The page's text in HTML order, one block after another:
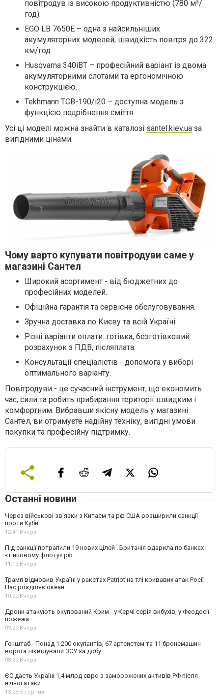
повітродув із високою продуктивністю (780 м³/
год).
EGO LB 7650E – одна з найсильніших
акумуляторних моделей, швидкість повітря до 322
км/год.
Husqvarna 340iBT – професійний варіант із двома
акумуляторними слотами та ергономічною
конструкцією.
Tekhmann ТСВ-190/i20 – доступна модель з
функцією подрібнення сміття.
Усі ці моделі можна знайти в каталозі santel.kiev.ua за
вигідними цінами.
Чому варто купувати повітродуви саме у
магазині Сантел
Широкий асортимент - від бюджетних до
професійних моделей.
Офіційна гарантія та сервісне обслуговування.
Зручна доставка по Києву та всій Україні.
Різні варіанти оплати: готівка, безготівковий
розрахунок з ПДВ, післяплата.
Консультації спеціалістів - допомога у виборі
оптимального варіанту.
Повітродуви - це сучасний інструмент, що економить
час, сили та робить прибирання території швидким і
комфортним. Вибравши якісну модель у магазині
Сантел, ви отримуєте надійну техніку, вигідні умови
покупки та професійну підтримку.
Останні новини
Через військові зв'язки з Китаєм та рф США розширили санкції
проти Куби
12:41, Вчора
Під санкції потрапили 19 нових цілей . Британія вдарила по банках і
«тіньовому флоту» рф
11:13, Вчора
Трамп відмовив Україні у ракетах Patriot на тлі кривавих атак Росії :
Нас розділяє океан
10:22, Вчора
Дрони атакують окупований Крим - у Керчі серія вибухів, у Феодосії
пожежа
09:29, Вчора
Генштаб - Понад 1 200 окупантів, 67 артсистем та 11 бронемашин
ворога ліквідували ЗСУ за добу
08:59, Вчора
ЄС дасть Україні 1,4 млрд євро з заморожених активів РФ після
нічної атаки
13:28,5 серпня